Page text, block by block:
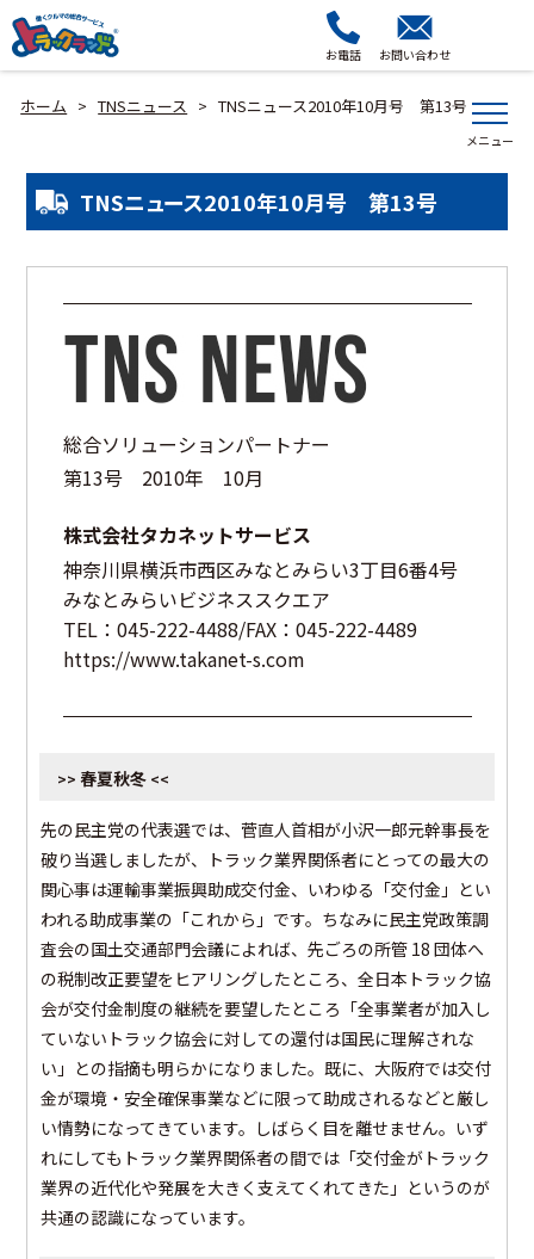
お電話 お問い合わせ
ホーム > TNSニュース > TNSニュース2010年10月号 第13号
TNSニュース2010年10月号 第13号
総合ソリューションパートナー
第13号 2010年 10月
株式会社タカネットサービス
神奈川県横浜市西区みなとみらい3丁目6番4号
みなとみらいビジネススクエア
TEL：045-222-4488/FAX：045-222-4489
https://www.takanet-s.com
>>春夏秋冬 <<
先の民主党の代表選では、菅直人首相が小沢一郎元幹事長を
破り当選しましたが、トラック業界関係者にとっての最大の
関心事は運輸事業振興助成交付金、いわゆる「交付金」とい
われる助成事業の「これから」です。ちなみに民主党政策調
査会の国土交通部門会議によれば、先ごろの所管 18 団体へ
の税制改正要望をヒアリングしたところ、全日本トラック協
会が交付金制度の継続を要望したところ「全事業者が加入し
ていないトラック協会に対しての還付は国民に理解されな
い」との指摘も明らかになりました。既に、大阪府では交付
金が環境・安全確保事業などに限って助成されるなどと厳し
い情勢になってきています。しばらく目を離せません。いず
れにしてもトラック業界関係者の間では「交付金がトラック
業界の近代化や発展を大きく支えてくれてきた」というのが
共通の認識になっています。